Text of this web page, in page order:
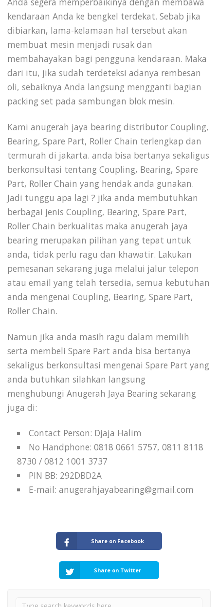
kendaraan Anda ke bengkel terdekat. Sebab jika
dibiarkan, lama-kelamaan hal tersebut akan
membuat mesin menjadi rusak dan
membahayakan bagi pengguna kendaraan. Maka
dari itu, jika sudah terdeteksi adanya rembesan
oli, sebaiknya Anda langsung mengganti bagian
packing set pada sambungan blok mesin.
Kami anugerah jaya bearing distributor Coupling,
Bearing, Spare Part, Roller Chain terlengkap dan
termurah di jakarta. anda bisa bertanya sekaligus
berkonsultasi tentang Coupling, Bearing, Spare
Part, Roller Chain yang hendak anda gunakan.
Jadi tunggu apa lagi ? jika anda membutuhkan
berbagai jenis Coupling, Bearing, Spare Part,
Roller Chain berkualitas maka anugerah jaya
bearing merupakan pilihan yang tepat untuk
anda, tidak perlu ragu dan khawatir. Lakukan
pemesanan sekarang juga melalui jalur telepon
atau email yang telah tersedia, semua kebutuhan
anda mengenai Coupling, Bearing, Spare Part,
Roller Chain.
Namun jika anda masih ragu dalam memilih
serta membeli Spare Part anda bisa bertanya
sekaligus berkonsultasi mengenai Spare Part yang
anda butuhkan silahkan langsung
menghubungi Anugerah Jaya Bearing sekarang
juga di:
Contact Person: Djaja Halim
No Handphone: 0818 0661 5757, 0811 8118
8730 / 0812 1001 3737
PIN BB: 292DBD2A
E-mail: anugerahjayabearing@gmail.com
Share on Facebook
Share on Twitter